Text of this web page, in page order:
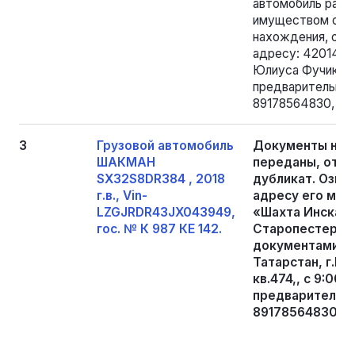
автомобиль
имуществом
нахождения,
адресу: 420141,
Юлиуса Фучика.
89178564830,
3
Грузовой автомобиль
ШАКМАН
SX32S8DR384 , 2018
г.в., Vin-
LZGJRDR43JX043949,
гос. № К 987 КЕ 142.
Документы на
переданы,
дубликат.
адресу его
«Шахта
документами
Татарстан,
кв.474,, с 9:00
89178564830,